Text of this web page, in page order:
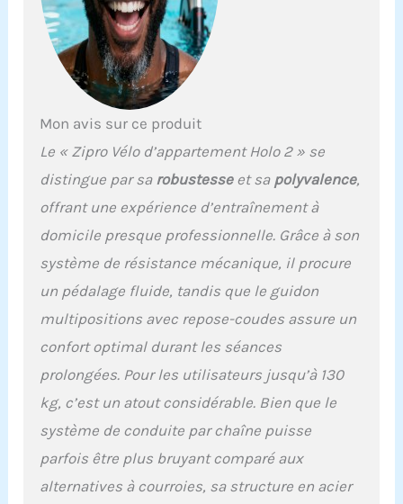
combinée à une chaîne
d'entraînement, offre une
fluidité de mouvement
qui reproduit fidèlement
antidérapante des
pédales, associée à des
sangles ajustables pour
les chaussures, assure
une stabilité même
dynamique. L'utilisation
d'un entraînement à
"roue fixe" et l'absence de
roue libre font que l’on
n’a pas envie de s'arrêter,
c'est pourquoi
l'entraînement est
toujours effectué au
maximum de vos
capacités.
Mon avis sur ce produit
Le « Zipro Vélo d’appartement Holo 2 » se
distingue par sa robustesseet sa polyvalence,
offrant une expérience d’entraînement à
domicile presque professionnelle. Grâce à son
système de résistance mécanique, il procure
un pédalage fluide, tandis que le guidon
multipositions avec repose-coudes assure un
confort optimal durant les séances
prolongées. Pour les utilisateurs jusqu’à 130
kg, c’est un atout considérable. Bien que le
système de conduite par chaîne puisse
parfois être plus bruyant comparé aux
alternatives à courroies, sa structure en acier